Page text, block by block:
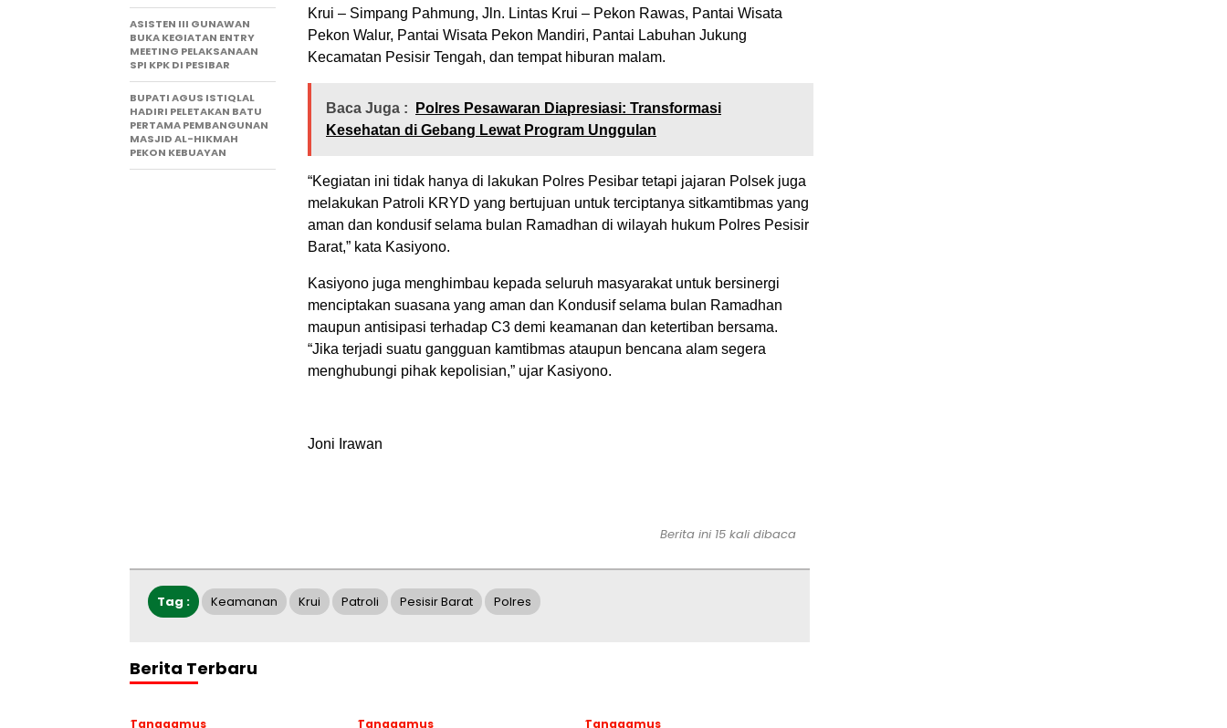
Krui – Simpang Pahmung, Jln. Lintas Krui – Pekon Rawas, Pantai Wisata
Pekon Walur, Pantai Wisata Pekon Mandiri, Pantai Labuhan Jukung
Kecamatan Pesisir Tengah, dan tempat hiburan malam.
Baca Juga :
Polres Pesawaran Diapresiasi: Transformasi
Kesehatan di Gebang Lewat Program Unggulan
“Kegiatan ini tidak hanya di lakukan Polres Pesibar tetapi jajaran Polsek juga
melakukan Patroli KRYD yang bertujuan untuk terciptanya sitkamtibmas yang
aman dan kondusif selama bulan Ramadhan di wilayah hukum Polres Pesisir
Barat,” kata Kasiyono.
Kasiyono juga menghimbau kepada seluruh masyarakat untuk bersinergi
menciptakan suasana yang aman dan Kondusif selama bulan Ramadhan
maupun antisipasi terhadap C3 demi keamanan dan ketertiban bersama.
“Jika terjadi suatu gangguan kamtibmas ataupun bencana alam segera
menghubungi pihak kepolisian,” ujar Kasiyono.
Joni Irawan
ASISTEN III GUNAWAN
BUKA KEGIATAN ENTRY
MEETING PELAKSANAAN
SPI KPK DI PESIBAR
BUPATI AGUS ISTIQLAL
HADIRI PELETAKAN BATU
PERTAMA PEMBANGUNAN
MASJID AL-HIKMAH
PEKON KEBUAYAN
Berita ini 15 kali dibaca
Tag : Keamanan Krui Patroli Pesisir Barat Polres
Berita Terbaru
Tanggamus Tanggamus Tanggamus